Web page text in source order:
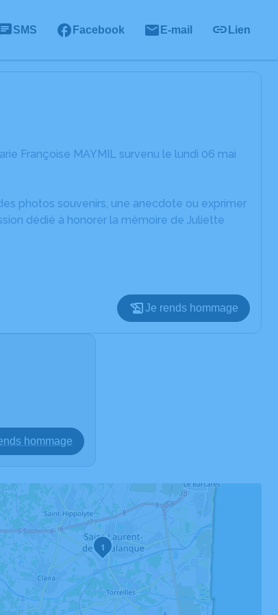
SMS Facebook E-mail Lien
Françoise MAYMIL survenu le lundi 06 mai
photos souvenirs, une anecdote ou exprimer
dédié à honorer la mémoire de Juliette
Je rends hommage
hommage
1